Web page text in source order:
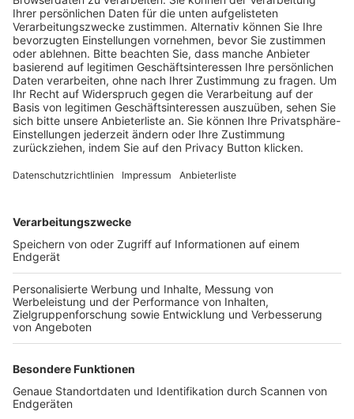
Trainerausbildung
Schulungsangebot Vereinsmitarbeiter
BFV-Geschäftsstellen
Trainerbörse
Login SpielPlus
FOLGE DEM BFV
TOP-VEREINE
TOP-PARTNER